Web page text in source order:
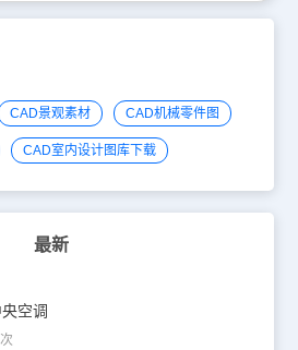
CAD景观素材 CAD机械零件图
CAD室内设计图库下载
最新
空调